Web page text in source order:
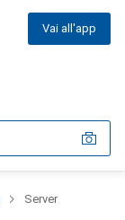
Vai all'app
Server